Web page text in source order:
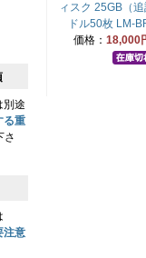
ィスク 25GB（
ドル50枚 LM-
価格： 18,000
別途
る重
さ
注意